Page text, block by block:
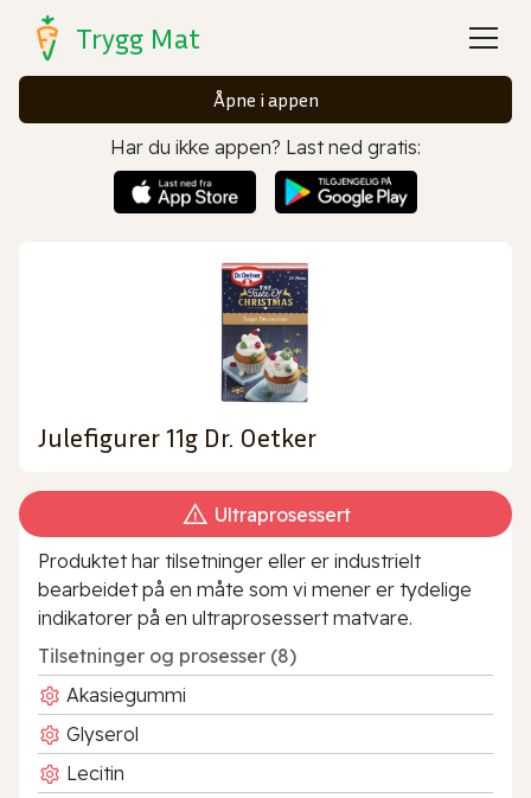
Trygg Mat
Åpne i appen
Har du ikke appen? Last ned gratis:
Julefigurer 11g Dr. Oetker
Ultraprosessert
Produktet har tilsetninger eller er industrielt
bearbeidet på en måte som vi mener er tydelige
indikatorer på en ultraprosessert matvare.
Tilsetninger og prosesser (8)
Akasiegummi
Glyserol
Lecitin